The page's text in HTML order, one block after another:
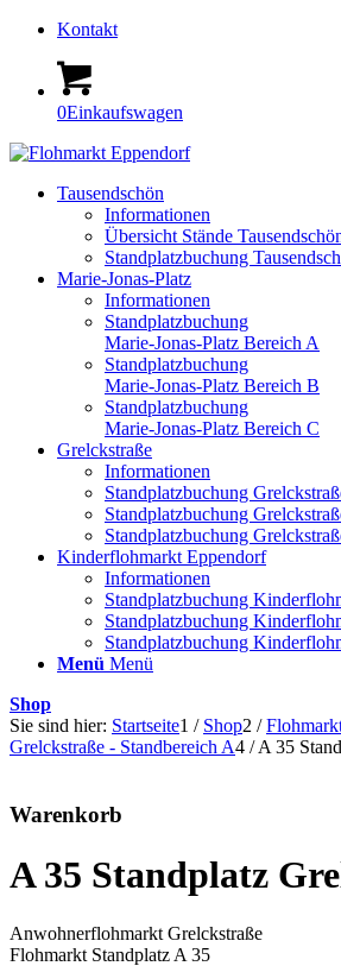
Kontakt
0Einkaufswagen
Tausendschön
Informationen
Übersicht Stände
Standplatzbuchung
Marie-Jonas-Platz
Informationen
Standplatzbuchung
Marie-Jonas-Platz Bereich A
Standplatzbuchung
Marie-Jonas-Platz Bereich B
Standplatzbuchung
Marie-Jonas-Platz Bereich C
Grelckstraße
Informationen
Standplatzbuchung
Standplatzbuchung
Standplatzbuchung
Kinderflohmarkt Eppendorf
Informationen
Standplatzbuchung
Standplatzbuchung
Standplatzbuchung
Menü Menü
Shop
Sie sind hier: Startseite1 / Shop2 /
Grelckstraße - Standbereich A4 / A 35
Warenkorb
A 35 Standplatz
Anwohnerflohmarkt Grelckstraße
Flohmarkt Standplatz A 35